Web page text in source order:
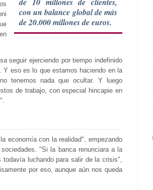
con un balance global de más
de 20.000 millones de euros.
seguir ejerciendo por tiempo indefinido
Y eso es lo que estamos haciendo en la
tenemos nada que ocultar. Y luego
de trabajo, con especial hincapie en
economía con la realidad", empezando
"Si la banca renunciara a la
luchando para salir de la crisis",
por eso, aunque aún nos queda